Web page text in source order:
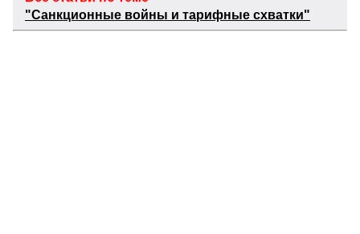
"Санкционные войны и тарифные схватки"